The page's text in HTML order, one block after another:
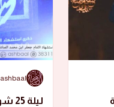
A
ashbaal
ليلة 25 شوال 1441 هجرية